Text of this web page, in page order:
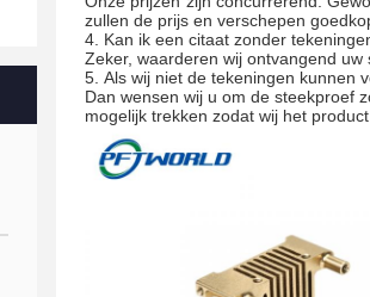
zullen de prijs en verschepen
4. Kan ik een citaat zonder
Zeker, waarderen wij ontvangend
5. Als wij niet de tekeningen kunnen
Dan wensen wij u om de steekproef
mogelijk trekken zodat wij het